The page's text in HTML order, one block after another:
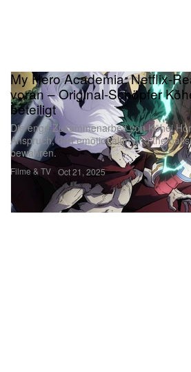
Filme & TV
My Hero Academia: Netflix-
voran – Original-Schöpfer
beteiligt
Die enge Zusammenarbeit von Kōhei
Anspruch, den emotionalen und
bewahren.
Oct 21, 2025